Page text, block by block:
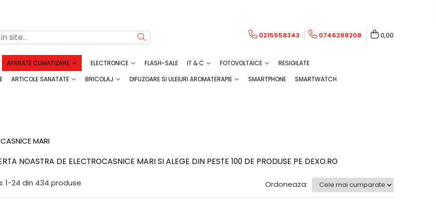
0215558343 0746288208 0,00
APARATE CLIMATIZARE ELECTRONICE FLASH-SALE IT & C FOTOVOLTAICE
RESIGILATE
ARTICOLE SANATATE BRICOLAJ DIFUZOARE SI ULEIURI AROMATERAPIE SMARTPHONE
SMARTWATCH
MARI
NOASTRA DE ELECTROCASNICE MARI SI ALEGE DIN PESTE 100 DE PRODUSE PE DEXO.RO
1-24 din 434 produse Ordoneaza: